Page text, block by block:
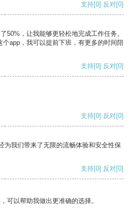
支持[0] 反对[0]
50%，让我能够更轻松地完成工作任务。
app，我可以提前下班，有更多的时间陪
支持[0] 反对[0]
支持[0] 反对[0]
为我们带来了无限的流畅体验和安全性保
支持[0] 反对[0]
可以帮助我做出更准确的选择。